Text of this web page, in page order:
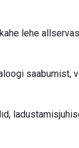
lehe
saabumist,